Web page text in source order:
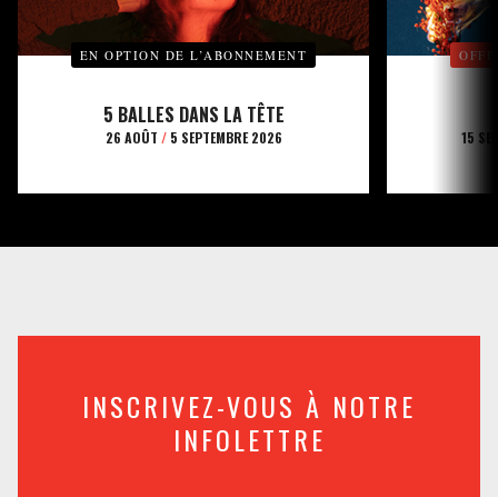
EN OPTION DE L’ABONNEMENT
5 BALLES DANS LA TÊTE
26 AOÛT /5 SEPTEMBRE 2026 15
INSCRIVEZ-VOUS À NOTRE
INFOLETTRE